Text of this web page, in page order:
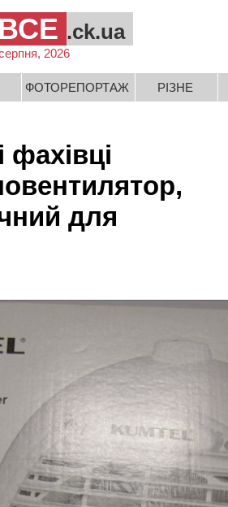
ВСЕ .ck.ua
2026
ФОТОРЕПОРТАЖ РІЗНЕ
для